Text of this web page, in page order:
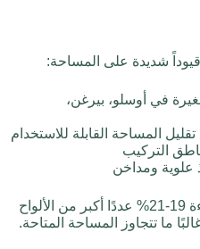
قيوداً شديدة على المساحة:
في أوسلو، بيرغن،
المساحة القابلة للاستخدام
التركيب
علوية ومداخن
تتطلب الألواح القياسية ذات الكفاءة 19-21% عددًا أكبر من الألواح
ما تتجاوز المساحة المتاحة.